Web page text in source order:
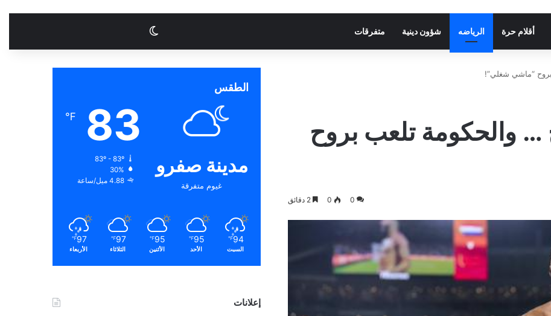
أقلام حرة الرياضه شؤون دينية متفرقات الوضع المظلم
“ماشي شغلي”!
… والحكومة تلعب بروح
0
0
الطقس
مدينة صفرو
غيوم متفرقة
83
℉
83º - 83º
30%
4.88 ميل/ساعة
94
℉
السبت
95
℉
الأحد
95
℉
الأثنين
97
℉
الثلاثاء
97
℉
الأربعاء
إعلانات